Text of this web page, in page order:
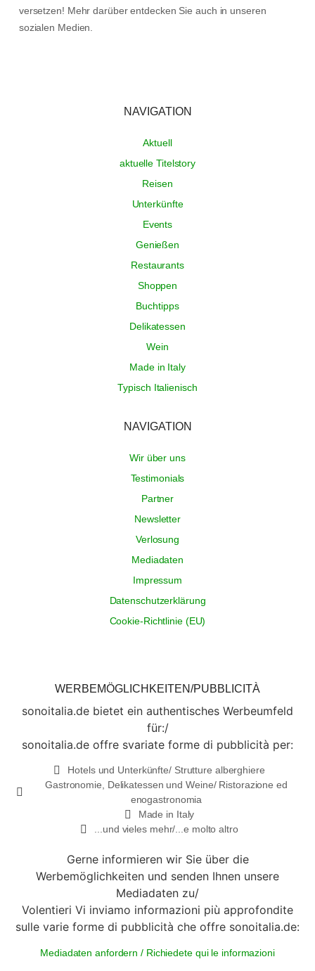
versetzen! Mehr darüber entdecken Sie auch in unseren
sozialen Medien.
NAVIGATION
Aktuell
aktuelle Titelstory
Reisen
Unterkünfte
Events
Genießen
Restaurants
Shoppen
Buchtipps
Delikatessen
Wein
Made in Italy
Typisch Italienisch
NAVIGATION
Wir über uns
Testimonials
Partner
Newsletter
Verlosung
Mediadaten
Impressum
Datenschutzerklärung
Cookie-Richtlinie (EU)
WERBEMÖGLICHKEITEN/PUBBLICITÀ
sonoitalia.de bietet ein authentisches Werbeumfeld
für:/
sonoitalia.de offre svariate forme di pubblicità per:
Hotels und Unterkünfte/ Strutture alberghiere
Gastronomie, Delikatessen und Weine/ Ristorazione ed
enogastronomia
Made in Italy
...und vieles mehr/...e molto altro
Gerne informieren wir Sie über die
Werbemöglichkeiten und senden Ihnen unsere
Mediadaten zu/
Volentieri Vi inviamo informazioni più approfondite
sulle varie forme di pubblicità che offre sonoitalia.de:
Mediadaten anfordern / Richiedete qui le informazioni